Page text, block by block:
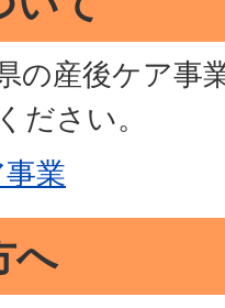
の産後ケア事
ださい。
業
へ